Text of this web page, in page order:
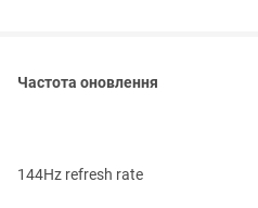
Частота оновлення
144Hz refresh rate